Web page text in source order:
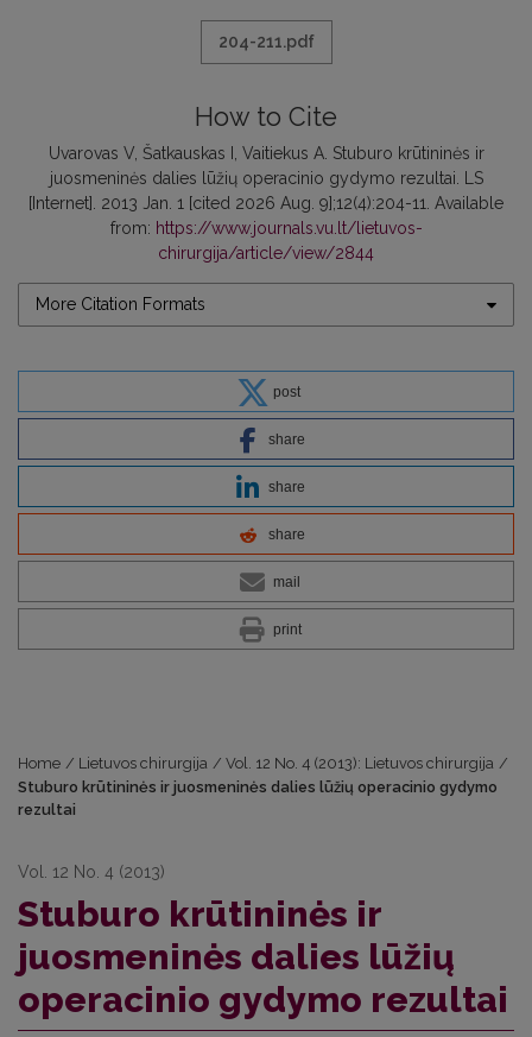
204-211.pdf
How to Cite
Uvarovas V, Šatkauskas I, Vaitiekus A. Stuburo krūtininės ir
juosmeninės dalies lūžių operacinio gydymo rezultai. LS
[Internet]. 2013 Jan. 1 [cited 2026 Aug. 9];12(4):204-11. Available
from: https://www.journals.vu.lt/lietuvos-
chirurgija/article/view/2844
More Citation Formats
post
share
share
share
mail
print
Home / Lietuvos chirurgija / Vol. 12 No. 4 (2013): Lietuvos chirurgija /
Stuburo krūtininės ir juosmeninės dalies lūžių operacinio gydymo
rezultai
Vol. 12 No. 4 (2013)
Stuburo krūtininės ir
juosmeninės dalies lūžių
operacinio gydymo rezultai